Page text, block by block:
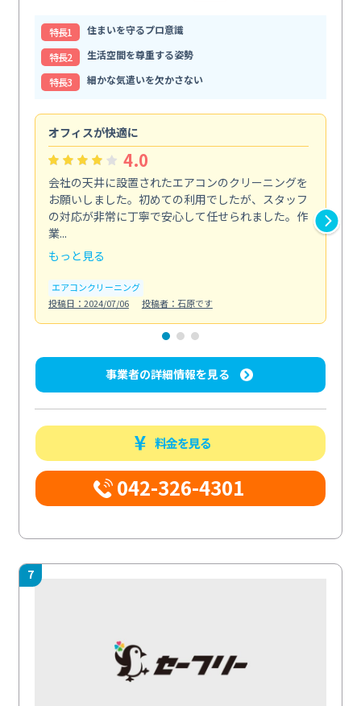
特⻑1
住まいを守るプロ意識
特⻑2
生活空間を尊重する姿勢
特⻑3
細かな気遣いを欠かさない
オフィスが快適に
4.0
会社の天井に設置されたエアコンのクリーニングを
お願いしました。初めての利用でしたが、スタッフ
の対応が非常に丁寧で安心して任せられました。作
業...
もっと見る
エアコンクリーニング
投稿日：2024/07/06
投稿者：石原です
事業者の詳細情報を見る
料金を見る
042-326-4301
7